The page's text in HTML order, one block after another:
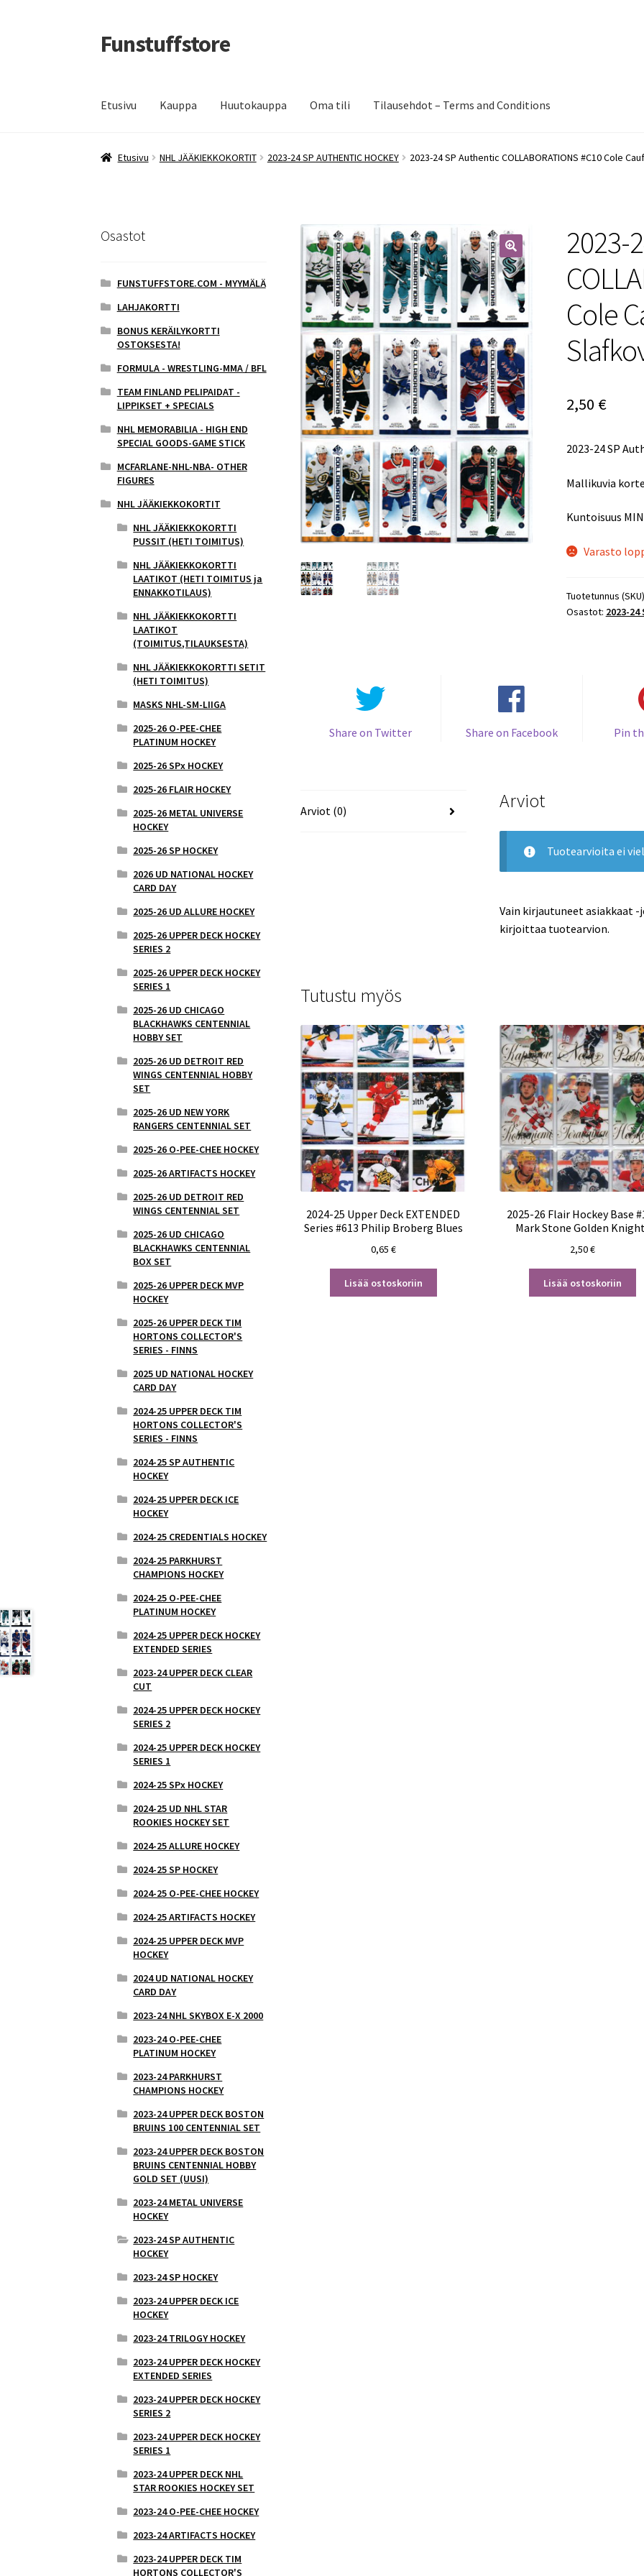
Siirry
navigointiin
Siirry
sisältöön
Funstuffstore
Etusivu Kauppa Huutokauppa Oma tili Tilausehdot – Terms and Conditions
Etusivu NHL JÄÄKIEKKOKORTIT 2023-24 SP AUTHENTIC HOCKEY 2023-24 SP Authentic COLLABORATIONS #C10 Cole
🔍
2023-
Cole
2,50 €
2023-24 SP
Mallikuvia
Kuntoisuus
Varasto
Tuotetunnus
Osastot: 2023-24
Share on Twitter Share on Facebook Pin
Arviot (0) Arviot
Tuotearvioita ei
Vain kirjautuneet asiakkaat
kirjoittaa tuotearvion.
Tutustu myös
2024-25 Upper Deck EXTENDED
Series #613 Philip Broberg Blues
0,65 €
Lisää ostoskoriin
2025-26 Flair Hockey Base
Mark Stone Golden
2,50€
Lisää ostoskoriin
Osastot
FUNSTUFFSTORE.COM - MYYMÄLÄ
LAHJAKORTTI
BONUS KERÄILYKORTTI
OSTOKSESTA!
FORMULA - WRESTLING-MMA / BFL
TEAM FINLAND PELIPAIDAT -
LIPPIKSET + SPECIALS
NHL MEMORABILIA - HIGH END
SPECIAL GOODS-GAME STICK
MCFARLANE-NHL-NBA- OTHER
FIGURES
NHL JÄÄKIEKKOKORTIT
NHL JÄÄKIEKKOKORTTI
PUSSIT (HETI TOIMITUS)
NHL JÄÄKIEKKOKORTTI
LAATIKOT (HETI TOIMITUS ja
ENNAKKOTILAUS)
NHL JÄÄKIEKKOKORTTI
LAATIKOT
(TOIMITUS,TILAUKSESTA)
NHL JÄÄKIEKKOKORTTI SETIT
(HETI TOIMITUS)
MASKS NHL-SM-LIIGA
2025-26 O-PEE-CHEE
PLATINUM HOCKEY
2025-26 SPx HOCKEY
2025-26 FLAIR HOCKEY
2025-26 METAL UNIVERSE
HOCKEY
2025-26 SP HOCKEY
2026 UD NATIONAL HOCKEY
CARD DAY
2025-26 UD ALLURE HOCKEY
2025-26 UPPER DECK HOCKEY
SERIES 2
2025-26 UPPER DECK HOCKEY
SERIES 1
2025-26 UD CHICAGO
BLACKHAWKS CENTENNIAL
HOBBY SET
2025-26 UD DETROIT RED
WINGS CENTENNIAL HOBBY
SET
2025-26 UD NEW YORK
RANGERS CENTENNIAL SET
2025-26 O-PEE-CHEE HOCKEY
2025-26 ARTIFACTS HOCKEY
2025-26 UD DETROIT RED
WINGS CENTENNIAL SET
2025-26 UD CHICAGO
BLACKHAWKS CENTENNIAL
BOX SET
2025-26 UPPER DECK MVP
HOCKEY
2025-26 UPPER DECK TIM
HORTONS COLLECTOR'S
SERIES - FINNS
2025 UD NATIONAL HOCKEY
CARD DAY
2024-25 UPPER DECK TIM
HORTONS COLLECTOR'S
SERIES - FINNS
2024-25 SP AUTHENTIC
HOCKEY
2024-25 UPPER DECK ICE
HOCKEY
2024-25 CREDENTIALS HOCKEY
2024-25 PARKHURST
CHAMPIONS HOCKEY
2024-25 O-PEE-CHEE
PLATINUM HOCKEY
2024-25 UPPER DECK HOCKEY
EXTENDED SERIES
2023-24 UPPER DECK CLEAR
CUT
2024-25 UPPER DECK HOCKEY
SERIES 2
2024-25 UPPER DECK HOCKEY
SERIES 1
2024-25 SPx HOCKEY
2024-25 UD NHL STAR
ROOKIES HOCKEY SET
2024-25 ALLURE HOCKEY
2024-25 SP HOCKEY
2024-25 O-PEE-CHEE HOCKEY
2024-25 ARTIFACTS HOCKEY
2024-25 UPPER DECK MVP
HOCKEY
2024 UD NATIONAL HOCKEY
CARD DAY
2023-24 NHL SKYBOX E-X 2000
2023-24 O-PEE-CHEE
PLATINUM HOCKEY
2023-24 PARKHURST
CHAMPIONS HOCKEY
2023-24 UPPER DECK BOSTON
BRUINS 100 CENTENNIAL SET
2023-24 UPPER DECK BOSTON
BRUINS CENTENNIAL HOBBY
GOLD SET (UUSI)
2023-24 METAL UNIVERSE
HOCKEY
2023-24 SP AUTHENTIC
HOCKEY
2023-24 SP HOCKEY
2023-24 UPPER DECK ICE
HOCKEY
2023-24 TRILOGY HOCKEY
2023-24 UPPER DECK HOCKEY
EXTENDED SERIES
2023-24 UPPER DECK HOCKEY
SERIES 2
2023-24 UPPER DECK HOCKEY
SERIES 1
2023-24 UPPER DECK NHL
STAR ROOKIES HOCKEY SET
2023-24 O-PEE-CHEE HOCKEY
2023-24 ARTIFACTS HOCKEY
2023-24 UPPER DECK TIM
HORTONS COLLECTOR'S